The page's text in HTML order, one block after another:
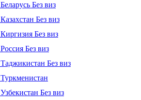
Беларусь Без виз
Казахстан Без виз
Киргизия Без виз
Россия Без виз
Таджикистан Без виз
Туркменистан
Узбекистан Без виз